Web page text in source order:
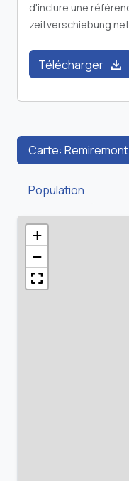
d'inclure une
zeitverschiebung.net
Télécharger download
Carte: Remiremont
Population
+
−